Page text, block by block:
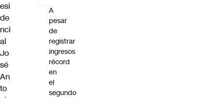
esi
de
nci
al
Jo
sé
An
to
A
pesar
de
registrar
ingresos
récord
en
el
segundo